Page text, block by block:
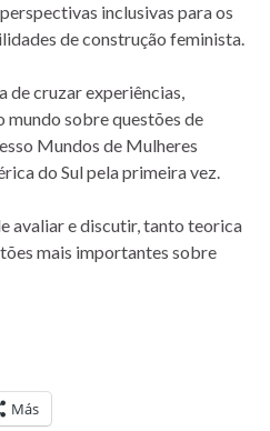
inclusivas para os
de construção feminista.
de cruzar experiências,
mundo sobre questões de
Mundos de Mulheres
do Sul pela primeira vez.
avaliar e discutir, tanto teorica
mais importantes sobre
Más